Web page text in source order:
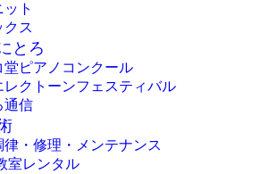
ト
クス
とろ
堂ピアノコンクール
レクトーンフェスティバル
通信
律・修理・メンテナンス
室レンタル